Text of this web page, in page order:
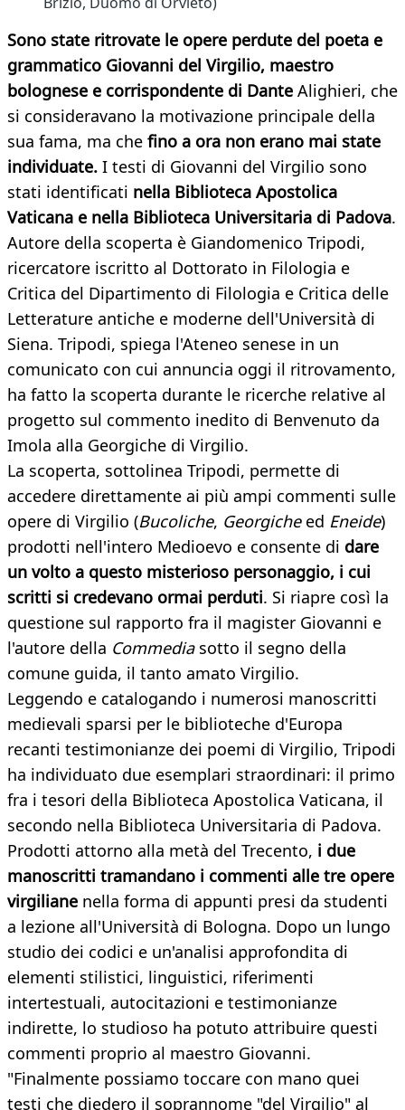
Sono state ritrovate le opere perdute del poeta e
grammatico Giovanni del Virgilio, maestro
bolognese e corrispondente di Dante Alighieri, che
si consideravano la motivazione principale della
sua fama, ma che fino a ora non erano mai state
individuate. I testi di Giovanni del Virgilio sono
stati identificati nella Biblioteca Apostolica
Vaticana e nella Biblioteca Universitaria di Padova.
Autore della scoperta è Giandomenico Tripodi,
ricercatore iscritto al Dottorato in Filologia e
Critica del Dipartimento di Filologia e Critica delle
Letterature antiche e moderne dell'Università di
Siena. Tripodi, spiega l'Ateneo senese in un
comunicato con cui annuncia oggi il ritrovamento,
ha fatto la scoperta durante le ricerche relative al
progetto sul commento inedito di Benvenuto da
Imola alla Georgiche di Virgilio.
La scoperta, sottolinea Tripodi, permette di
accedere direttamente ai più ampi commenti sulle
opere di Virgilio (Bucoliche, Georgiche ed Eneide)
prodotti nell'intero Medioevo e consente di dare
un volto a questo misterioso personaggio, i cui
scritti si credevano ormai perduti. Si riapre così la
questione sul rapporto fra il magister Giovanni e
l'autore della Commedia sotto il segno della
comune guida, il tanto amato Virgilio.
Leggendo e catalogando i numerosi manoscritti
medievali sparsi per le biblioteche d'Europa
recanti testimonianze dei poemi di Virgilio, Tripodi
ha individuato due esemplari straordinari: il primo
fra i tesori della Biblioteca Apostolica Vaticana, il
secondo nella Biblioteca Universitaria di Padova.
Prodotti attorno alla metà del Trecento, i due
manoscritti tramandano i commenti alle tre opere
virgiliane nella forma di appunti presi da studenti
a lezione all'Università di Bologna. Dopo un lungo
studio dei codici e un'analisi approfondita di
elementi stilistici, linguistici, riferimenti
intertestuali, autocitazioni e testimonianze
indirette, lo studioso ha potuto attribuire questi
commenti proprio al maestro Giovanni.
"Finalmente possiamo toccare con mano quei
testi che diedero il soprannome "del Virgilio" al